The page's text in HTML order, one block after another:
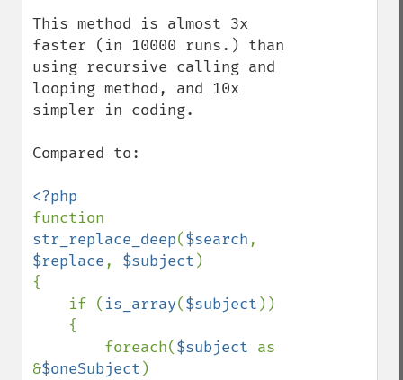
This method is almost 3x
faster (in 10000 runs.) than
using recursive calling and
looping method, and 10x
simpler in coding.
Compared to:
str_replace_deep($search
$replace, $subject )
{
    if (
is_array($subject ))
        foreach(
$subject as
&$oneSubject )